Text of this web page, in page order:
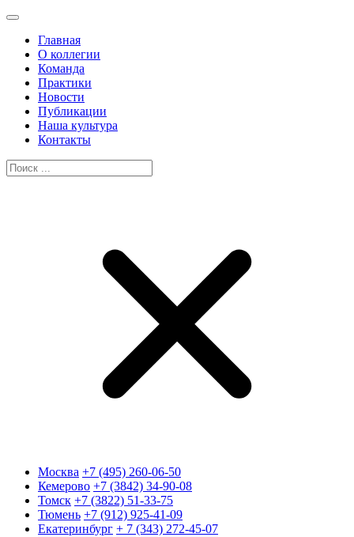
Главная
О коллегии
Команда
Практики
Новости
Публикации
Наша культура
Контакты
Москва +7 (495) 260-06-50
Кемерово +7 (3842) 34-90-08
Томск +7 (3822) 51-33-75
Тюмень +7 (912) 925-41-09
Екатеринбург + 7 (343) 272-45-07